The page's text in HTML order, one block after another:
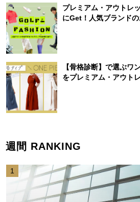
プレミアム・アウトレ
にGet！人気ブランド
【骨格診断】で選ぶワ
をプレミアム・アウト
週間 RANKING
1